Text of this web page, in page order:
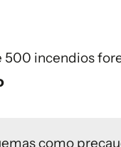
500 incendios
como